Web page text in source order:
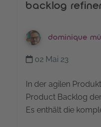
backlog
dominique
02 Mai 23
In der agilen
Product Backlog
Es enthält die